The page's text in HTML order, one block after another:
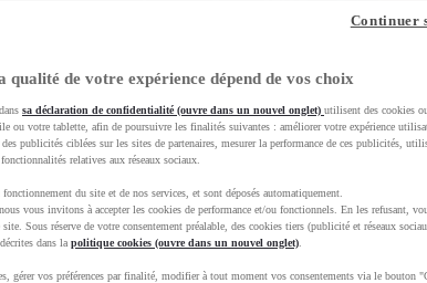
Nos informations
qualité de votre expérience dépend de vos choix
sa déclaration de confidentialité (ouvre dans un nouvel onglet) utilisent des cookies
ou votre tablette, afin de poursuivre les finalités suivantes : améliorer votre expérience
publicités ciblées sur les sites de partenaires, mesurer la performance de ces publicités,
relatives aux réseaux sociaux.
fonctionnement du site et de nos services, et sont déposés automatiquement.
vous invitons à accepter les cookies de performance et/ou fonctionnels. En les refusant,
Sous réserve de votre consentement préalable, des cookies tiers (publicité et réseaux
dans la politique cookies (ouvre dans un nouvel onglet)
gérer vos préférences par finalité, modifier à tout moment vos consentements via le bouton
Continuer